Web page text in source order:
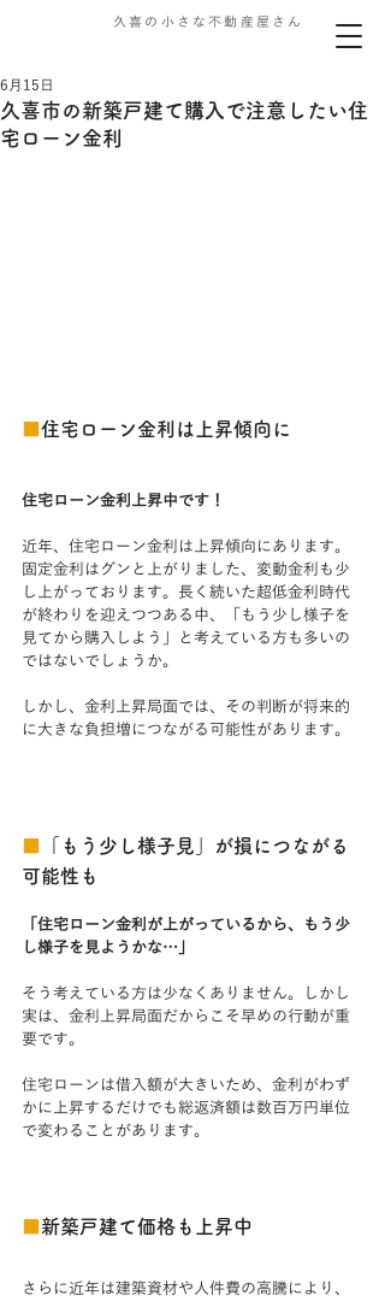
久喜の小さな不動産屋さん
久喜市の新築戸建て購入で注意したい住
宅ローン金利
6月15日
■住宅ローン金利は上昇傾向に
住宅ローン金利上昇中です！
近年、住宅ローン金利は上昇傾向にあります。
固定金利はグンと上がりました、変動金利も少
し上がっております。長く続いた超低金利時代
が終わりを迎えつつある中、「もう少し様子を
見てから購入しよう」と考えている方も多いの
ではないでしょうか。
しかし、金利上昇局面では、その判断が将来的
に大きな負担増につながる可能性があります。
■ 「もう少し様子見」が損につながる
可能性も
「住宅ローン金利が上がっているから、もう少
し様子を見ようかな…」
そう考えている方は少なくありません。しかし
実は、金利上昇局面だからこそ早めの行動が重
要です。
住宅ローンは借入額が大きいため、金利がわず
かに上昇するだけでも総返済額は数百万円単位
で変わることがあります。
■新築戸建て価格も上昇中
さらに近年は建築資材や人件費の高騰により、